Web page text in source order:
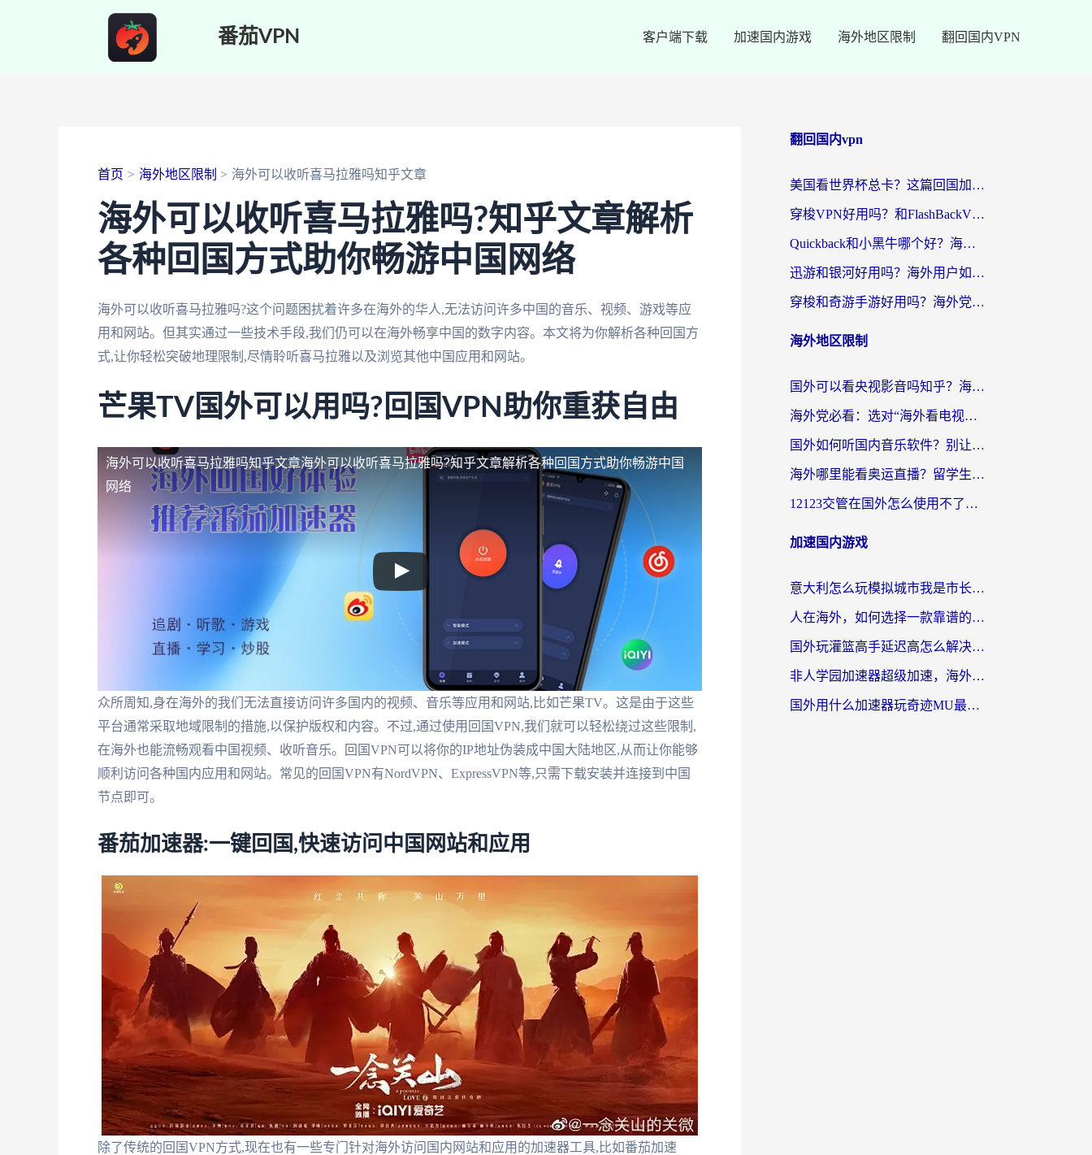
番茄VPN 客户端下载 加速国内游戏 海外地区限制 翻回国内VPN
首页 海外地区限制 海外可以收听喜马拉雅吗知乎文章
海外可以收听喜马拉雅吗?知乎文章解析
各种回国方式助你畅游中国网络
海外可以收听喜马拉雅吗?这个问题困扰着许多在海外的华人,无法访问许多中国的音乐、视频、游戏等应
用和网站。但其实通过一些技术手段,我们仍可以在海外畅享中国的数字内容。本文将为你解析各种回国方
式,让你轻松突破地理限制,尽情聆听喜马拉雅以及浏览其他中国应用和网站。
芒果TV国外可以用吗?回国VPN助你重获自由
海外可以收听喜马拉雅吗知乎文章海外可以收听喜马拉雅吗?知乎文章解析各种回国方式助你畅游中国
网络
众所周知,身在海外的我们无法直接访问许多国内的视频、音乐等应用和网站,比如芒果TV。这是由于这些
平台通常采取地域限制的措施,以保护版权和内容。不过,通过使用回国VPN,我们就可以轻松绕过这些限制,
在海外也能流畅观看中国视频、收听音乐。回国VPN可以将你的IP地址伪装成中国大陆地区,从而让你能够
顺利访问各种国内应用和网站。常见的回国VPN有NordVPN、ExpressVPN等,只需下载安装并连接到中国
节点即可。
番茄加速器:一键回国,快速访问中国网站和应用
除了传统的回国VPN方式,现在也有一些专门针对海外访问国内网站和应用的加速器工具,比如番茄加速
翻回国内vpn
美国看世界杯总卡？这篇回国加速器指南帮你无缝刷国内资源（附苹果手机VPN设置步骤）
穿梭VPN好用吗？和FlashBackVPN对比哪个回国效果更好？
Quickback和小黑牛哪个好？海外党亲测指南，选对回国加速器秒回国内
迅游和银河好用吗？海外用户如何选择回国加速器实现无缝访问国内资源
穿梭和奇游手游好用吗？海外党亲测3款回国加速器，附蜜蜂加速器七天试用攻略
海外地区限制
国外可以看央视影音吗知乎？海外党亲测有效的回国加速方案
海外党必看：选对“海外看电视剧软件”，再也不用愁国内剧刷不了
国外如何听国内音乐软件？别让地域限制，断了你的中文歌单
海外哪里能看奥运直播？留学生&海外华人必看的体育赛事观赛终极指南
12123交管在国外怎么使用不了？海外华人必看的无缝访问国内资源指南
加速国内游戏
意大利怎么玩模拟城市我是市长？海外党国服游戏加速终极攻略（附三国3量子特攻解决办法）
人在海外，如何选择一款靠谱的玩剑灵2加速器？
国外玩灌篮高手延迟高怎么解决？海外玩家国服游戏加速终极指南
非人学园加速器超级加速，海外玩家重返国服的通行证
国外用什么加速器玩奇迹MU最好？2026海外玩家国服游戏加速全攻略